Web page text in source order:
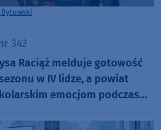
342
Raciąż melduje gotowość
w IV lidze, a powiat
emocjom podczas